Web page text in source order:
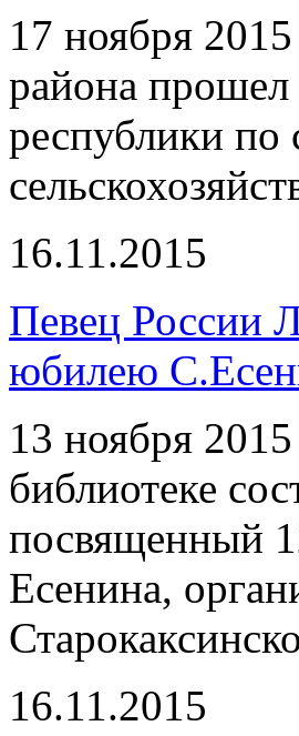
17 ноября
района прошел
республики по
16.11.2015
Певец России
юбилею
13 ноября
библиотеке
посвященный
Есенина,
16.11.2015